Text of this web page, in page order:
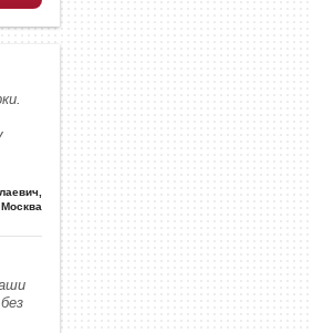
Москва